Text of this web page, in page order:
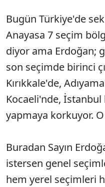
Bugün Türkiye'de
Anayasa 7 seçim
diyor ama Erdoğan;
son seçimde birinci
Kırıkkale'de,
Kocaeli'nde,
yapmaya korkuyor.
Buradan Sayın
istersen genel
hem yerel seçimleri